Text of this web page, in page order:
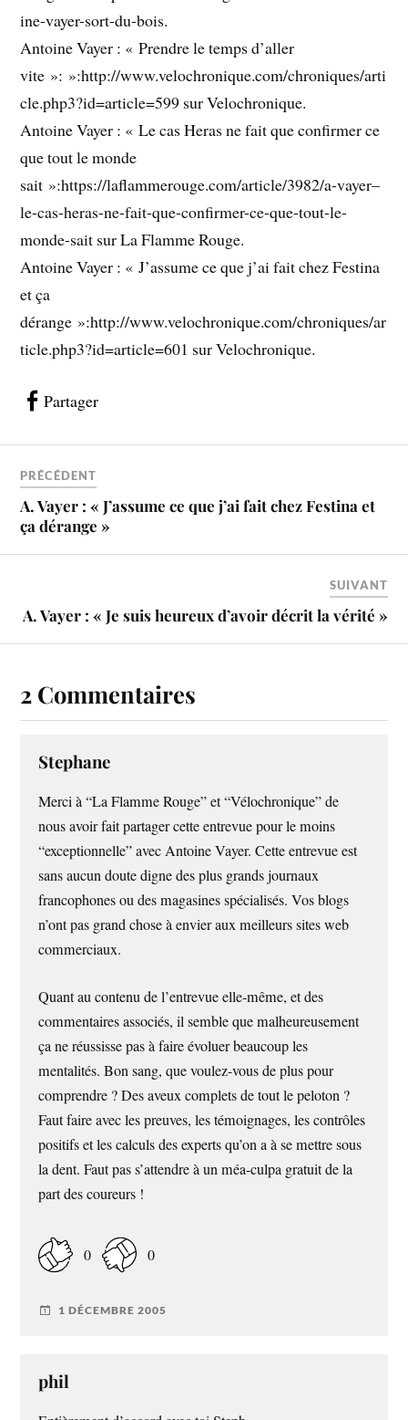
ine-vayer-sort-du-bois.
Antoine Vayer : « Prendre le temps d’aller
vite »: »:http://www.velochronique.com/chroniques/arti
cle.php3?id=article=599 sur Velochronique.
Antoine Vayer : « Le cas Heras ne fait que confirmer ce
que tout le monde
sait »:https://laflammerouge.com/article/3982/a-vayer–
le-cas-heras-ne-fait-que-confirmer-ce-que-tout-le-
monde-sait sur La Flamme Rouge.
Antoine Vayer : « J’assume ce que j’ai fait chez Festina
et ça
dérange »:http://www.velochronique.com/chroniques/ar
ticle.php3?id=article=601 sur Velochronique.
Partager
PRÉCÉDENT
A. Vayer : « J’assume ce que j’ai fait chez Festina et
ça dérange »
SUIVANT
A. Vayer : « Je suis heureux d’avoir décrit la vérité »
2 Commentaires
Stephane
Merci à “La Flamme Rouge” et “Vélochronique” de
nous avoir fait partager cette entrevue pour le moins
“exceptionnelle” avec Antoine Vayer. Cette entrevue est
sans aucun doute digne des plus grands journaux
francophones ou des magasines spécialisés. Vos blogs
n’ont pas grand chose à envier aux meilleurs sites web
commerciaux.
Quant au contenu de l’entrevue elle-même, et des
commentaires associés, il semble que malheureusement
ça ne réussisse pas à faire évoluer beaucoup les
mentalités. Bon sang, que voulez-vous de plus pour
comprendre ? Des aveux complets de tout le peloton ?
Faut faire avec les preuves, les témoignages, les contrôles
positifs et les calculs des experts qu’on a à se mettre sous
la dent. Faut pas s’attendre à un méa-culpa gratuit de la
part des coureurs !
0 0
1 DÉCEMBRE 2005
phil